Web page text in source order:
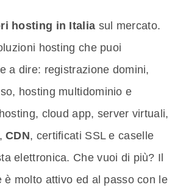
hosting in Italia sul mercato.
hosting che puoi
a dire: registrazione domini,
hosting multidominio e
cloud app, server virtuali,
CDN, certificati SSL e caselle
elettronica. Che vuoi di più? Il
è molto attivo ed al passo con le